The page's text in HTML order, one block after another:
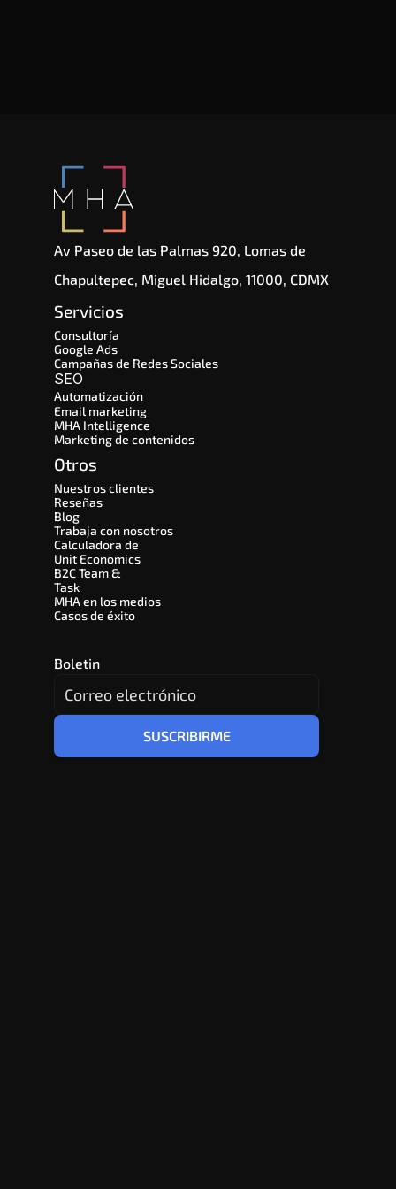
Av Paseo de las Palmas 920, Lomas de
Chapultepec, Miguel Hidalgo, 11000, CDMX
Servicios
Consultoría
Google Ads
Campañas de Redes Sociales
Automatización
Email marketing
MHA Intelligence
Marketing de contenidos
Otros
Nuestros clientes
Reseñas
Blog
Trabaja con nosotros
Calculadora de
Unit Economics
B2C Team &
Task
MHA en los medios
Casos de éxito
Boletin